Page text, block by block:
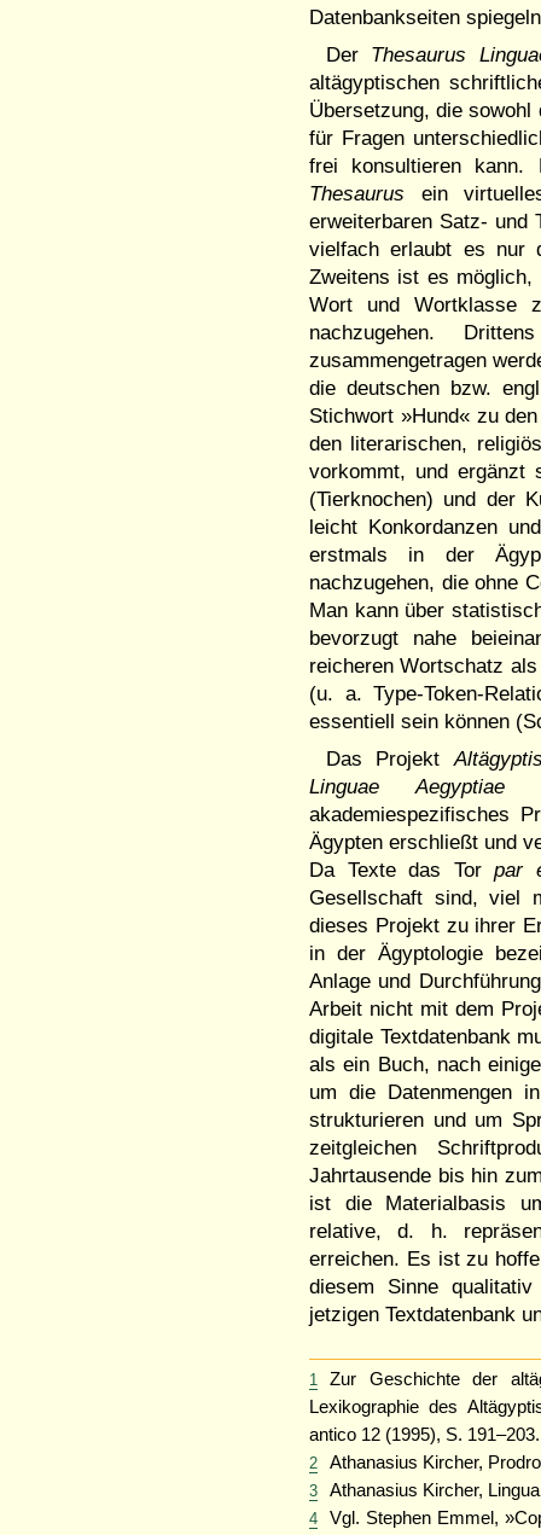
Datenbankseiten
Der Thesaurus
altägyptischen
Übersetzung, die
für Fragen
frei konsultieren kann.
Thesaurus ein
erweiterbaren Satz- und
vielfach erlaubt es nur
Zweitens ist es möglich,
Wort und Wortklasse
nachzugehen.
zusammengetragen
die deutschen bzw.
Stichwort »Hund« zu
den literarischen,
vorkommt, und ergänzt
(Tierknochen) und der
leicht Konkordanzen
erstmals in der
nachzugehen, die ohne
Man kann über
bevorzugt nahe
reicheren Wortschatz
(u. a. Type-Token-
essentiell sein können
Das Projekt
Linguae Aegyptiae
akademiespezifisches
Ägypten erschließt und
Da Texte das Torpar
Gesellschaft sind, viel
dieses Projekt zu ihrer
in der Ägyptologie
Anlage und
Arbeit nicht mit dem
digitale Textdatenbank
als ein Buch, nach
um die Datenmengen
strukturieren und um
zeitgleichen
Jahrtausende bis hin
ist die Materialbasis
relative, d. h.
erreichen. Es ist zu
diesem Sinne
jetzigen Textdatenbank
1
Zur Geschichte der
Lexikographie des
antico 12 (1995), S. 191–203.
2 Athanasius Kircher,
3 Athanasius Kircher,
4
Vgl. Stephen Emmel,